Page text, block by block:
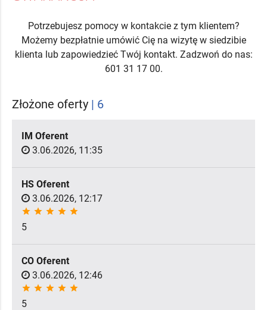
Potrzebujesz pomocy w kontakcie z tym klientem?
Możemy bezpłatnie umówić Cię na wizytę w siedzibie
klienta lub zapowiedzieć Twój kontakt. Zadzwoń do nas:
601 31 17 00.
Złożone oferty | 6
IM Oferent
3.06.2026, 11:35
HS Oferent
3.06.2026, 12:17
star star star star star
5
CO Oferent
3.06.2026, 12:46
star star star star star
5